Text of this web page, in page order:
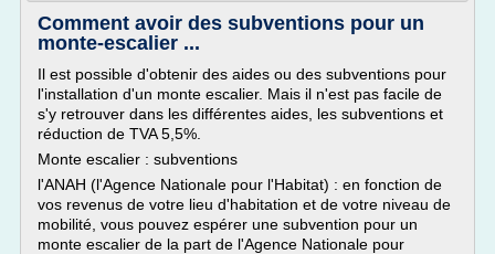
Comment avoir des subventions pour un
monte-escalier ...
Il est possible d'obtenir des aides ou des subventions pour
l'installation d'un monte escalier. Mais il n'est pas facile de
s'y retrouver dans les différentes aides, les subventions et
réduction de TVA 5,5%.
Monte escalier : subventions
l'ANAH (l'Agence Nationale pour l'Habitat) : en fonction de
vos revenus de votre lieu d'habitation et de votre niveau de
mobilité, vous pouvez espérer une subvention pour un
monte escalier de la part de l'Agence Nationale pour